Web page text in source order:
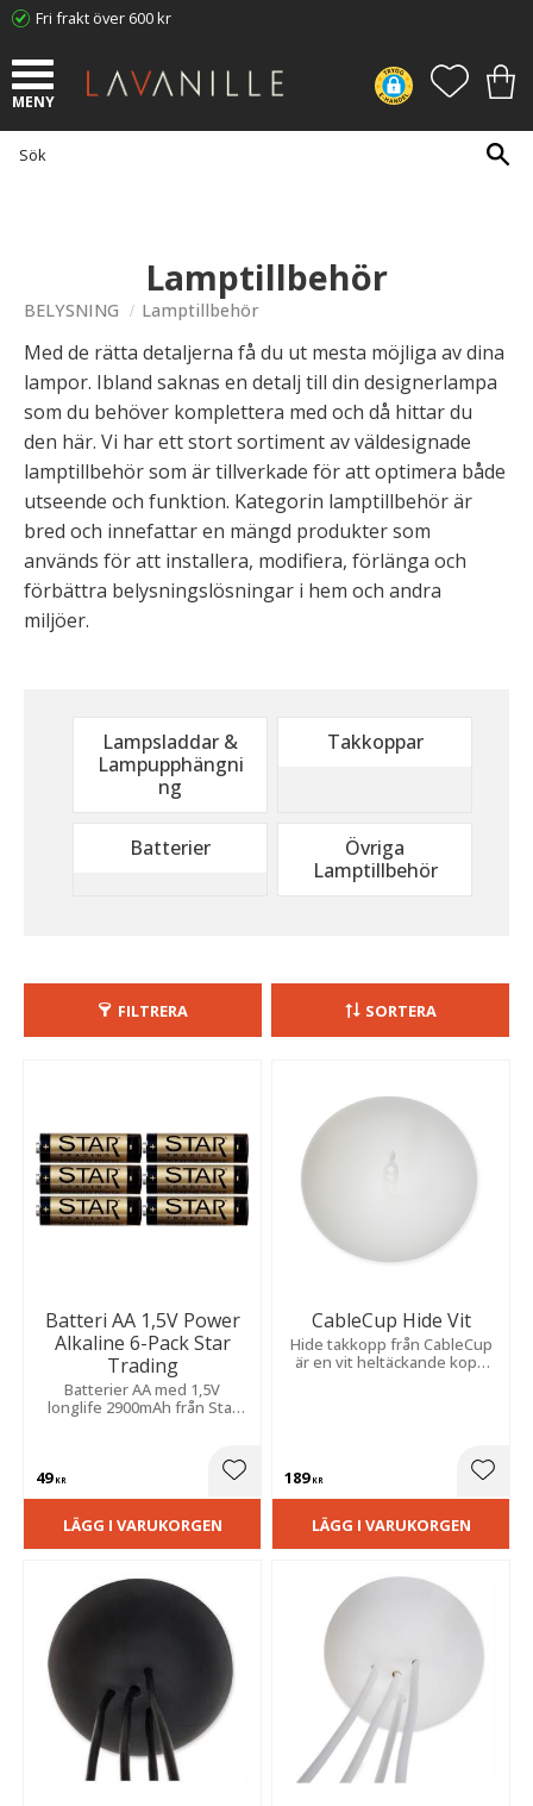
Fri frakt över 600 kr
Lamptillbehör
BELYSNING Lamptillbehör
Med de rätta detaljerna få du ut mesta möjliga av dina
lampor. Ibland saknas en detalj till din designerlampa
som du behöver komplettera med och då hittar du
den här. Vi har ett stort sortiment av väldesignade
lamptillbehör som är tillverkade för att optimera både
utseende och funktion. Kategorin lamptillbehör är
bred och innefattar en mängd produkter som
används för att installera, modifiera, förlänga och
förbättra belysningslösningar i hem och andra
miljöer.
Lampsladdar &
Lampupphängni
ng
Takkoppar
Batterier
Övriga
Lamptillbehör
FILTRERA SORTERA
Batteri AA 1,5V Power
Alkaline 6-Pack Star
Trading
Batterier AA med 1,5V
longlife 2900mAh från Star
49KR Lägg till i favoriter
LÄGG I VARUKORGEN
CableCup Hide Vit
Hide takkopp från CableCup
är en vit heltäckande kopp
189KR
LÄGG I VARUKORGEN